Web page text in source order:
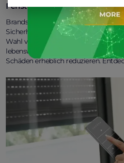
Fenster sollte man wählen?
Brandschutz zählt zu den
Sicherheit von Wohn- und
Wahl von Brandschutztüren und -
lebenswichtige Zeit für die
Schäden erheblich reduzieren.